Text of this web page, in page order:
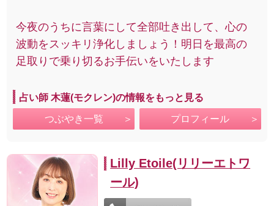
今夜のうちに言葉にして全部吐き出して、心の
波動をスッキリ浄化しましょう！明日を最高の
足取りで乗り切るお手伝いをいたします
占い師 木蓮(モクレン)の情報をもっと見る
つぶやき一覧 プロフィール
Lilly Etoile(リリーエトワ
ール)